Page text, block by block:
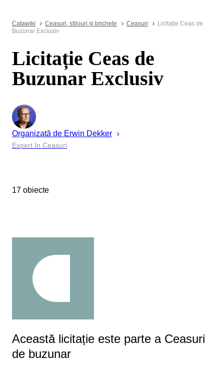
Catawiki Ceasuri, stilouri și brichete Ceasuri
Licitație Ceas de
Buzunar Exclusiv
Licitație Ceas de
Buzunar Exclusiv
Organizată de Erwin Dekker
Expert în Ceasuri
17 obiecte
Această licitație este parte a Ceasuri
de buzunar